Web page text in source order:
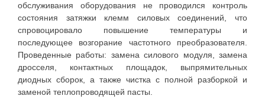
обслуживания оборудования не проводился контроль
состояния затяжки клемм силовых соединений, что
спровоцировало повышение температуры и
последующее возгорание частотного преобразователя.
Проведенные работы: замена силового модуля, замена
дросселя, контактных площадок, выпрямительных
диодных сборок, а также чистка с полной разборкой и
заменой теплопроводящей пасты.